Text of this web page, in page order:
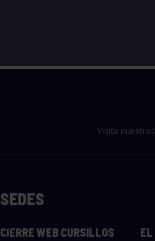
Visita
SEDES
CIERRE WEB CURSILLOS EL